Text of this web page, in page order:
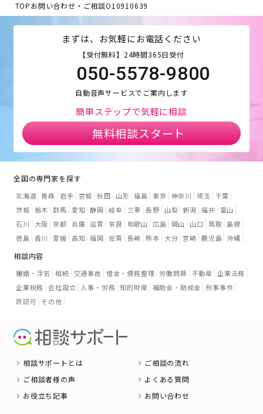
TOPお問い合わせ・ご相談O10910639
まずは、お気軽にお電話ください
【受付無料】24時間365日受付
050-5578-9800
自動音声サービスでご案内します
簡単ステップで気軽に相談
無料相談スタート
全国の専門家を探す
北海道 青森 岩手 宮城 秋田 山形 福島 東京 神奈川 埼玉
千葉
茨城 栃木 群馬 愛知 静岡 岐阜 三重 長野 山梨 新潟 福井
富山
石川
大阪 京都 兵庫 滋賀 奈良 和歌山 広島 岡山 山口 鳥取
島根
徳島 香川 愛媛 高知 福岡 佐賀 長崎 熊本 大分 宮崎 鹿児島 沖縄
相談内容
離婚・浮気 相続 交通事故 借金・債務整理 労働問題 不動産 企業法務
企業税務 会社設立 人事・労務 知的財産 補助金・助成金 刑事事件
許認可 その他
相談サポートとは
ご相談の流れ
ご相談者様の声
よくある質問
お役立ち記事
お問い合わせ